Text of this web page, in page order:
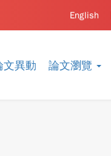
文異動 論文瀏覽
English